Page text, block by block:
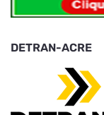
DETRAN-ACRE